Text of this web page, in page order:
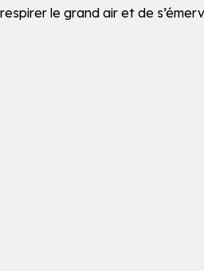
respirer le grand air et de